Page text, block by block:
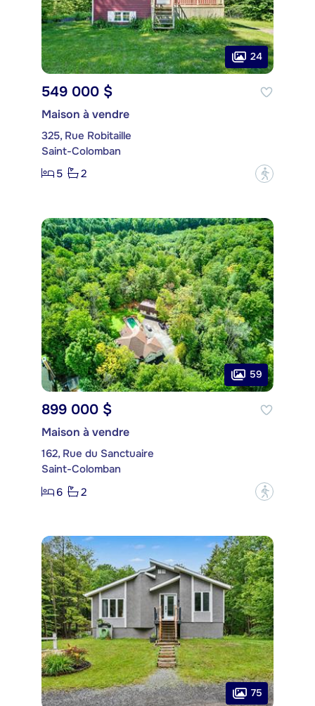
24
549 000 $
Maison à vendre
325, Rue Robitaille
Saint-Colomban
5
2 ?
59
899 000 $
Maison à vendre
162, Rue du Sanctuaire
Saint-Colomban
6
2 ?
75